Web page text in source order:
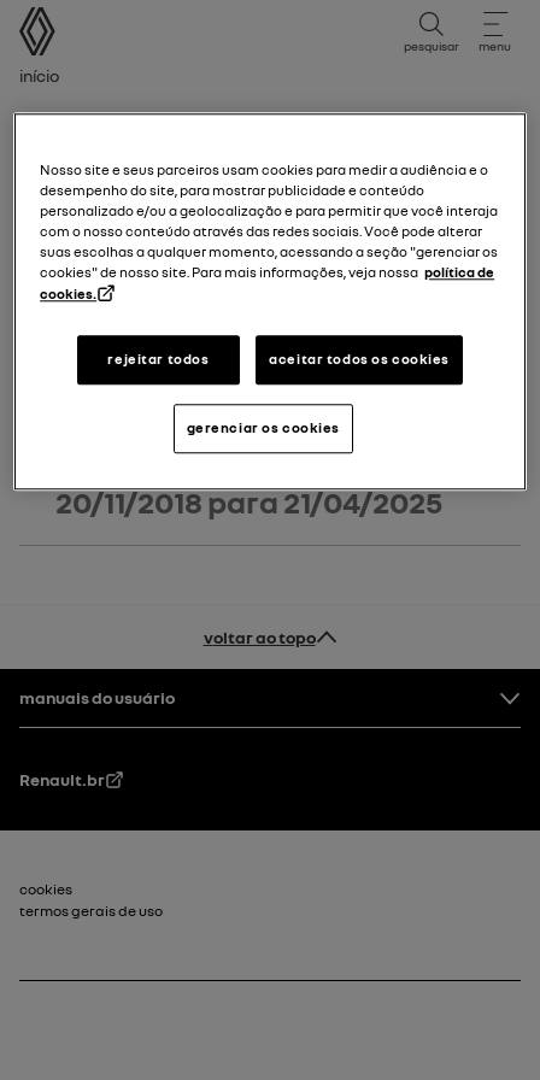
manual do usuário
pesquisar menu
Trilha de navegação
Início
Período de Edição
Período de edição
Selecione o período de edição correspondente à data
de primeira matrícula do seu veículo.
10/06/2026para hoje
22/04/2025para09/06/2026
20/11/2018para21/04/2025
voltar ao topo
Rodapé
manuais do usuário
Renault.br
Rodapé_2
cookies
termos gerais de uso
Nosso site e seus parceiros usam cookies para medir a audiência e o
desempenho do site, para mostrar publicidade e conteúdo
personalizado e/ou a geolocalização e para permitir que você interaja
com o nosso conteúdo através das redes sociais. Você pode alterar
suas escolhas a qualquer momento, acessando a seção "gerenciar os
cookies" de nosso site. Para mais informações, veja nossa política de
cookies.
rejeitar todos aceitar todos os cookies
gerenciar os cookies